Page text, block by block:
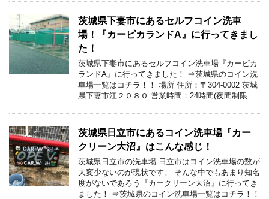
茨城県下妻市にあるセルフコイン洗車
場！『カーピカランドA』に行ってきまし
た！
茨城県下妻市にあるセルフコイン洗車場『カーピカ
ランドA』に行ってきました！ ⇒茨城県のコイン洗
車場一覧はコチラ！！ 場所 住所：〒304-0002 茨城
県下妻市江２０８０ 営業時間：24時間(夜間制限 …
茨城県日立市にあるコイン洗車場『カー
クリーン大沼』はこんな感じ！
茨城県日立市の洗車場 日立市はコイン洗車場の数が
大変少ないのが現状です。 そんな中でもあまり知名
度がないであろう『カークリーン大沼』に行ってき
ました！ ⇒茨城県のコイン洗車場一覧はコチラ！！